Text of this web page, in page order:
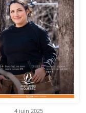
4 juin 2025